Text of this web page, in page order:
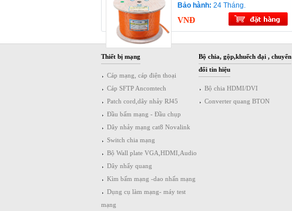
Bảo hành: 24 Tháng.
VNĐ
Thiết bị mạng
Cáp mạng, cáp điện thoại
Cáp SFTP Ancomtech
Patch cord,dây nhảy RJ45
Đầu bấm mạng - Đầu chụp
Dây nhảy mạng cat8 Novalink
Switch chia mạng
Bộ Wall plate VGA,HDMI,Audio
Dây nhẩy quang
Kìm bấm mạng -dao nhấn mạng
Dụng cụ làm mạng- máy test
mạng
Bộ chia, gộp,khuếch đại , chuyển
đổi tin hiệu
Bộ chia HDMI/DVI
Converter quang BTON